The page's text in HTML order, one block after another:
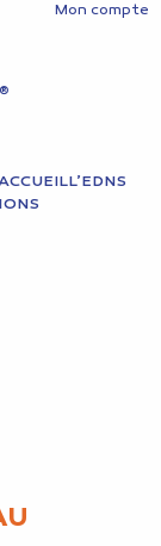
Mon compte
®
L’EDNS